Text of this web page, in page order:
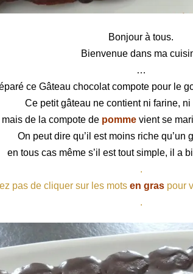
Bonjour à tous.
Bienvenue dans ma
…
ce Gâteau chocolat compote pour le
Ce petit gâteau ne contient ni farine,
mais de la compote de pommevient se
On peut dire qu’il est moins riche qu’un
en tous cas même s’il est tout simple, il a
.
pas de cliquer sur les mots en graspour
.